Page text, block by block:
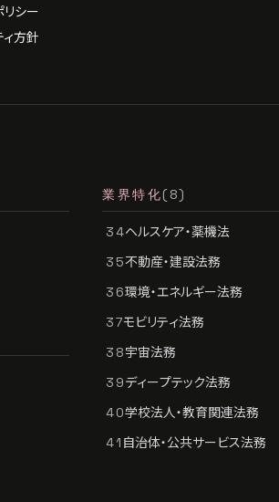
シー
方針
業界特化(8)
34ヘルスケア・薬機法
35不動産・建設法務
36環境・エネルギー法務
37モビリティ法務
38宇宙法務
39ディープテック法務
40学校法人・教育関連法務
41 自治体・公共サービス法務